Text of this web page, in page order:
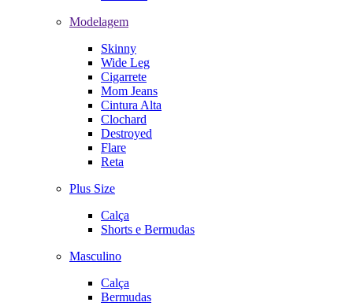
Modelagem
Skinny
Wide Leg
Cigarrete
Mom Jeans
Cintura Alta
Clochard
Destroyed
Flare
Reta
Plus Size
Calça
Shorts e Bermudas
Masculino
Calça
Bermudas